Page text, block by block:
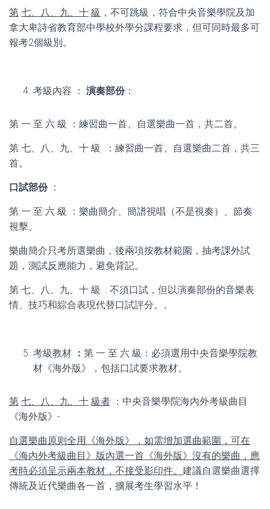
第 七、八、九、十 級 ，不可跳級，符合中央音樂學院及加
拿大卑詩省教育部中學校外學分課程要求，但可同時最多可
報考2個級別。
考級內容 ： 演奏部份：
第 一 至 六 級 ：練習曲一首、自選樂曲一首，共二首。
第 七、八、九、十 級 ：練習曲一首、自選樂曲二首，共三
首。
口試部份：
第 一 至 六 級 ：樂曲簡介、簡譜視唱（不是視奏）、節奏
視擊。
樂曲簡介只考所選樂曲，後兩項按教材範圍，抽考課外試
題，測試反應能力，避免背記。
第 七、八、九、十 級 : 不須口試，但以演奏部份的音樂表
情、技巧和綜合表現代替口試評分。。
考級教材 ： 第 一 至 六 級：必須選用中央音樂學院教
材《海外版》，包括口試要求教材。
第 七、八、九、十 級者 ：中央音樂學院海內外考級曲目
《海外版》-
自選樂曲原则全用《海外版》，如需增加選曲範圍，可在
《海內外考級曲目》版內選一首《海外版》沒有的樂曲，應
考時必須呈示兩本教材，不接受影印件。 建議自選樂曲選擇
傳統及近代樂曲各一首，擴展考生學習水平！